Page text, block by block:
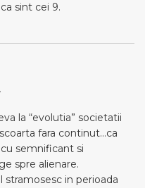
sint cei 9.
la “evolutia” societatii
fara continut…ca
semnificant si
spre alienare.
stramosesc in perioada